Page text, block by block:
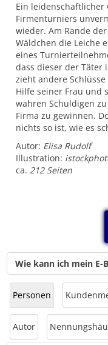
Ein
Firmenturniers
wieder. Am Rande
Wäldchen die Leiche
eines
dass dieser der Täter
zieht andere
Hilfe seiner Frau und
wahren Schuldigen
Firma zu gewinnen.
nichts so ist, wie es
Autor: Elisa Rudolf
Illustration:
ca.212 Seiten
Wie kann ich mein E-
Personen
Autor